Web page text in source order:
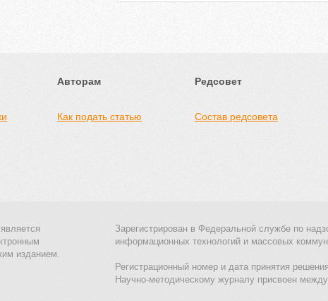
Авторам
Как подать статью
Редсовет
Состав редсовета
изданием.
Зарегистрирован в Федеральной службе по
информационных технологий и массовых
Регистрационный номер и дата принятия
Научно-методическому журналу присвоен